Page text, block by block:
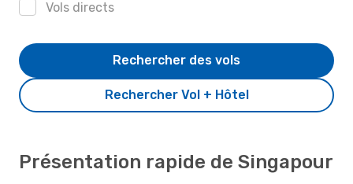
Vols directs
Rechercher Vol + Hôtel
Rechercher des vols
Présentation rapide de Singapour